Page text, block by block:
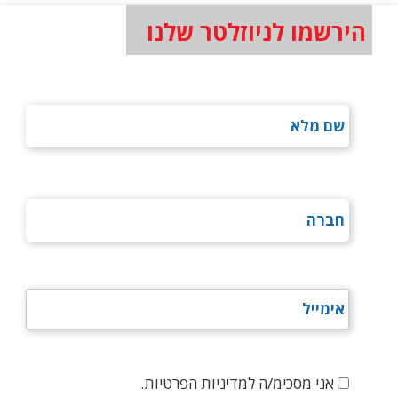
הירשמו לניוזלטר שלנו
אני מסכימ/ה למדיניות הפרטיות.